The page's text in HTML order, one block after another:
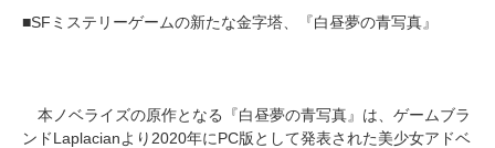
■SFミステリーゲームの新たな金字塔、『白昼夢の青写真』
本ノベライズの原作となる『白昼夢の青写真』は、ゲームブラ
ンドLaplacianより2020年にPC版として発表された美少女アドベ